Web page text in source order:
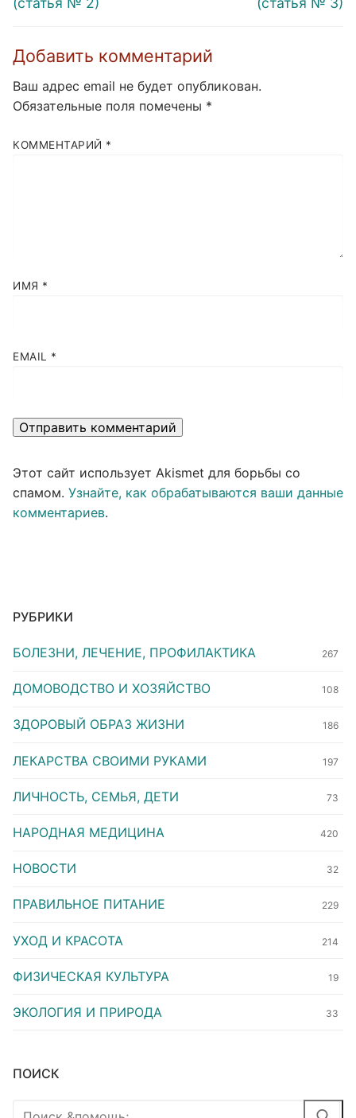
Добавить комментарий
Ваш адрес email не будет опубликован.
Обязательные поля помечены *
КОММЕНТАРИЙ *
ИМЯ *
EMAIL *
Этот сайт использует Akismet для борьбы со
спамом. Узнайте, как обрабатываются ваши данные
комментариев.
РУБРИКИ
БОЛЕЗНИ, ЛЕЧЕНИЕ, ПРОФИЛАКТИКА 267
ДОМОВОДСТВО И ХОЗЯЙСТВО 108
ЗДОРОВЫЙ ОБРАЗ ЖИЗНИ 186
ЛЕКАРСТВА СВОИМИ РУКАМИ 197
ЛИЧНОСТЬ, СЕМЬЯ, ДЕТИ 73
НАРОДНАЯ МЕДИЦИНА 420
НОВОСТИ 32
ПРАВИЛЬНОЕ ПИТАНИЕ 229
УХОД И КРАСОТА 214
ФИЗИЧЕСКАЯ КУЛЬТУРА 19
ЭКОЛОГИЯ И ПРИРОДА 33
ПОИСК
Найти: